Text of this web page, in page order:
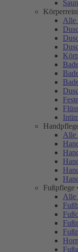
Alle
Alle
Fußpflege
Alle